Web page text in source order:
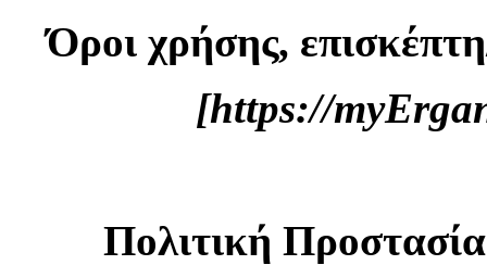
Όροι χρήσης,
[https://
Πολιτική